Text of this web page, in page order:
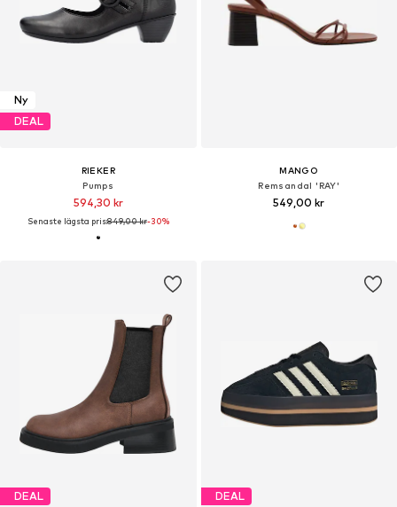
Ny
DEAL
RIEKER
Pumps
594,30 kr
Senaste lägsta pris:849,00 kr-30%
MANGO
Remsandal 'RAY'
549,00 kr
DEAL DEAL